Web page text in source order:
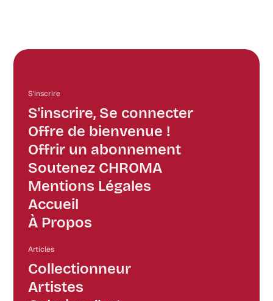
S'inscrire
S'inscrire, Se connecter
Offre de bienvenue !
Offrir un abonnement
Soutenez CHROMA
Mentions Légales
Accueil
À Propos
Articles
Collectionneur
Artistes